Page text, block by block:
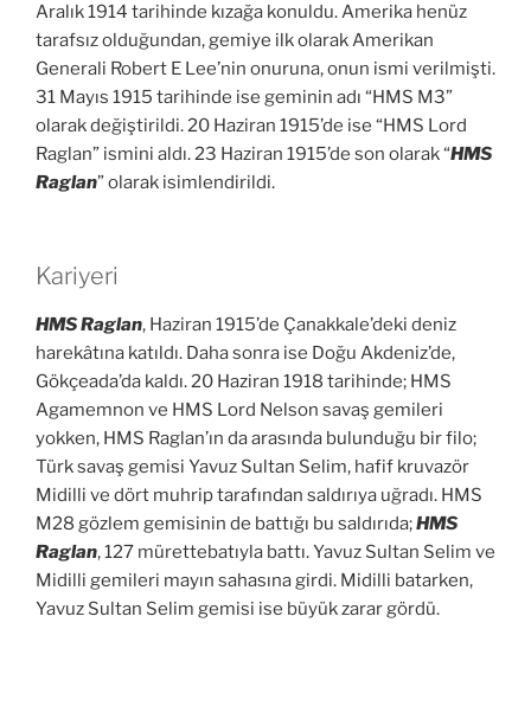
Aralık 1914 tarihinde kızağa konuldu. Amerika henüz
tarafsız olduğundan, gemiye ilk olarak Amerikan
Generali Robert E Lee’nin onuruna, onun ismi verilmişti.
31 Mayıs 1915 tarihinde ise geminin adı “HMS M3”
olarak değiştirildi. 20 Haziran 1915’de ise “HMS Lord
Raglan” ismini aldı. 23 Haziran 1915’de son olarak “HMS
Raglan” olarak isimlendirildi.
Kariyeri
HMS Raglan, Haziran 1915’de Çanakkale’deki deniz
harekâtına katıldı. Daha sonra ise Doğu Akdeniz’de,
Gökçeada’da kaldı. 20 Haziran 1918 tarihinde; HMS
Agamemnon ve HMS Lord Nelson savaş gemileri
yokken, HMS Raglan’ın da arasında bulunduğu bir filo;
Türk savaş gemisi Yavuz Sultan Selim, hafif kruvazör
Midilli ve dört muhrip tarafından saldırıya uğradı. HMS
M28 gözlem gemisinin de battığı bu saldırıda;HMS
Raglan, 127 mürettebatıyla battı. Yavuz Sultan Selim ve
Midilli gemileri mayın sahasına girdi. Midilli batarken,
Yavuz Sultan Selim gemisi ise büyük zarar gördü.